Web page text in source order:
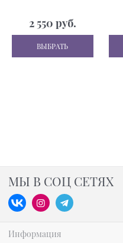
2 550 руб.
ВЫБРАТЬ
МЫ В СОЦ СЕТЯХ
Информация